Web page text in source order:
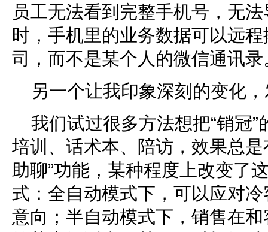
员工无法看到完整手机号，无
时，手机里的业务数据可以远
司，而不是某个人的微信通讯录
另一个让我印象深刻的变化
我们试过很多方法想把“销
培训、话术本、陪访，效果总
助聊”功能，某种程度上改变了
式：全自动模式下，可以应对
意向；半自动模式下，销售在